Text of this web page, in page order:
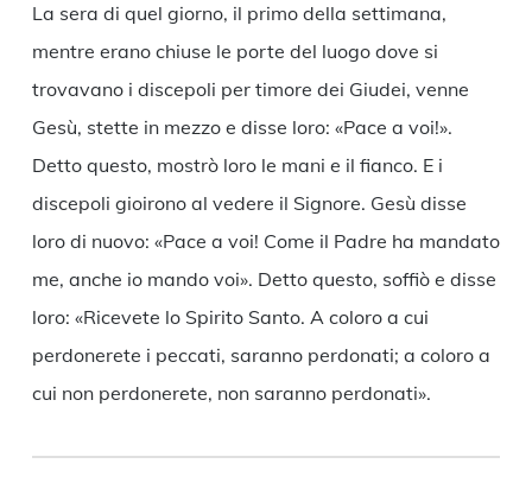
La sera di quel giorno, il primo della settimana,
mentre erano chiuse le porte del luogo dove si
trovavano i discepoli per timore dei Giudei, venne
Gesù, stette in mezzo e disse loro: «Pace a voi!».
Detto questo, mostrò loro le mani e il fianco. E i
discepoli gioirono al vedere il Signore. Gesù disse
loro di nuovo: «Pace a voi! Come il Padre ha mandato
me, anche io mando voi». Detto questo, soffiò e disse
loro: «Ricevete lo Spirito Santo. A coloro a cui
perdonerete i peccati, saranno perdonati; a coloro a
cui non perdonerete, non saranno perdonati».